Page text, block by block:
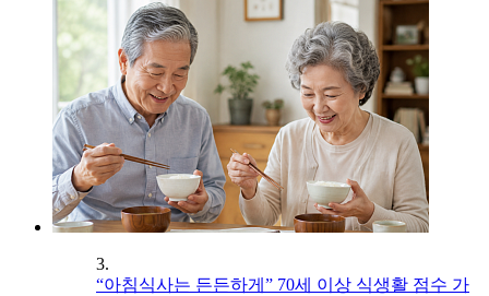
3.
“아침식사는 든든하게” 70세 이상 식생활 점수 가